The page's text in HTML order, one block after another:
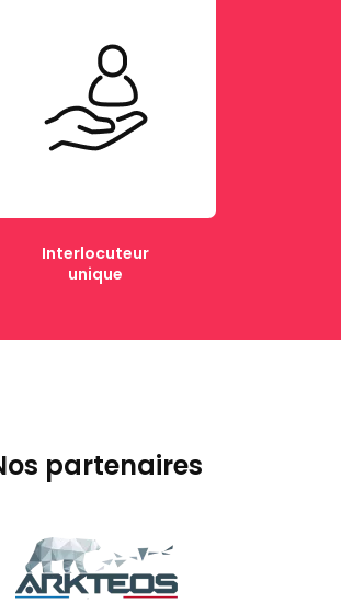
Interlocuteur
unique
partenaires